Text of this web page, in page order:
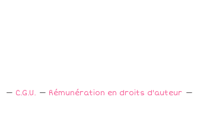
C.G.U.
Rémunération en droits d'auteur